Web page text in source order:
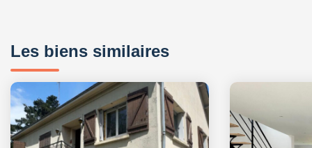
Les biens similaires